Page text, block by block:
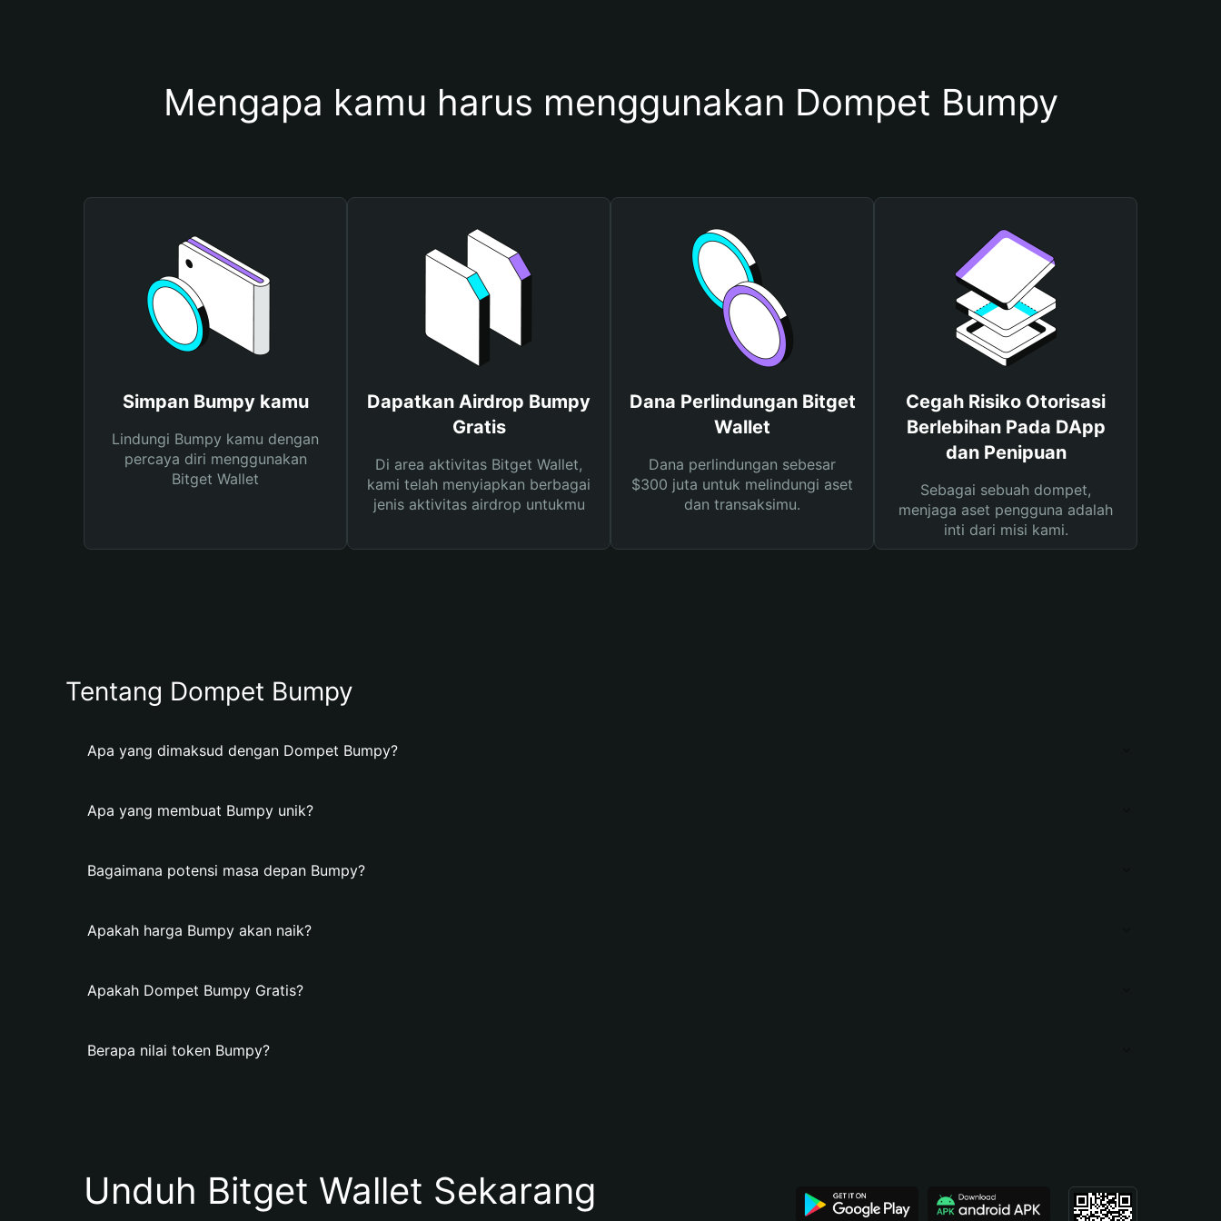
Mengapa kamu harus menggunakan Dompet Bumpy
Simpan Bumpy kamu
Lindungi Bumpy kamu dengan
percaya diri menggunakan
Bitget Wallet
Dapatkan Airdrop Bumpy
Gratis
Di area aktivitas Bitget Wallet,
kami telah menyiapkan berbagai
jenis aktivitas airdrop untukmu
Dana Perlindungan Bitget
Wallet
Dana perlindungan sebesar
$300 juta untuk melindungi aset
dan transaksimu.
Cegah Risiko Otorisasi
Berlebihan Pada DApp
dan Penipuan
Sebagai sebuah dompet,
menjaga aset pengguna adalah
inti dari misi kami.
Tentang Dompet Bumpy
Apa yang dimaksud dengan Dompet Bumpy?
Apa yang membuat Bumpy unik?
Bagaimana potensi masa depan Bumpy?
Apakah harga Bumpy akan naik?
Apakah Dompet Bumpy Gratis?
Berapa nilai token Bumpy?
Unduh Bitget Wallet Sekarang